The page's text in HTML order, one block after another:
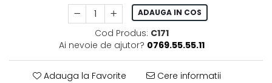
ADAUGA IN COS
Cod Produs: C171
Ai nevoie de ajutor? 0769.55.55.11
Adauga la Favorite Cere informatii